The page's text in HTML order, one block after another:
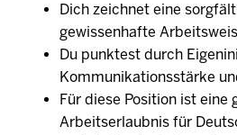
Dich zeichnet eine
gewissenhafte
Du punktest durch
Kommunikationsstärke
Für diese Position ist eine
Arbeitserlaubnis für